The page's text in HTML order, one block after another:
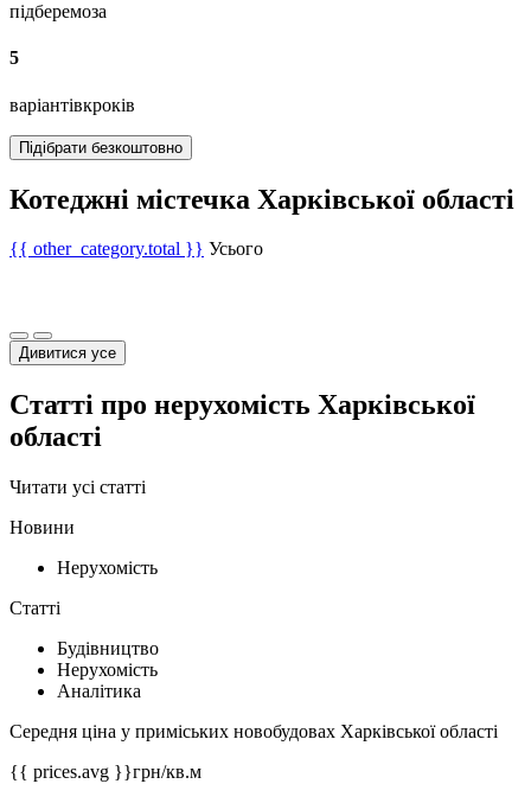
підберемоза
5
варіантівкроків
Підібрати безкоштовно
Котеджні містечка Харківської області
{{ other_category.total }} Усього
Дивитися усе
Статті про нерухомість Харківської
області
Читати усі статті
Новини
Нерухомість
Статті
Будівництво
Нерухомість
Аналітика
Середня ціна у приміських новобудовах Харківської області
{{ prices.avg }}грн/кв.м